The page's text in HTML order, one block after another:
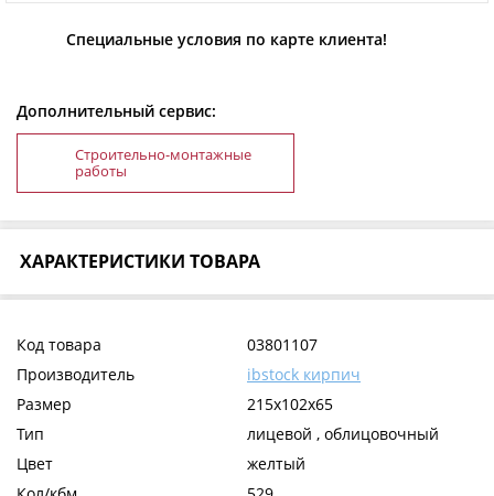
Специальные условия по карте клиента!
Дополнительный сервис:
Строительно-монтажные
работы
ХАРАКТЕРИСТИКИ ТОВАРА
Код товара
03801107
Производитель
ibstock кирпич
Размер
215x102x65
Тип
лицевой , облицовочный
Цвет
желтый